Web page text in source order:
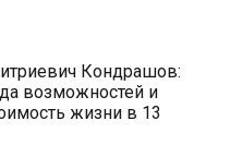
Кондрашов:
возможностей и
жизни в 13